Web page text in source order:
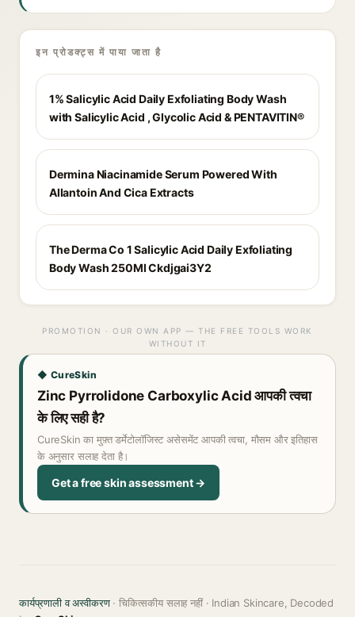
इन प्रोडक्ट्स में पाया जाता है
1% Salicylic Acid Daily Exfoliating Body Wash
with Salicylic Acid , Glycolic Acid & PENTAVITIN®
Dermina Niacinamide Serum Powered With
Allantoin And Cica Extracts
The Derma Co 1 Salicylic Acid Daily Exfoliating
Body Wash 250Ml Ckdjgai3Y2
PROMOTION · OUR OWN APP — THE FREE TOOLS WORK
WITHOUT IT
◆ CureSkin
Zinc Pyrrolidone Carboxylic Acid आपकी त्वचा
के लिए सही है?
CureSkin का मुफ़्त डर्मेटोलॉजिस्ट असेसमेंट आपकी त्वचा, मौसम और इतिहास
के अनुसार सलाह देता है।
Get a free skin assessment →
कार्यप्रणाली व अस्वीकरण· चिकित्सकीय सलाह नहीं · Indian Skincare, Decoded